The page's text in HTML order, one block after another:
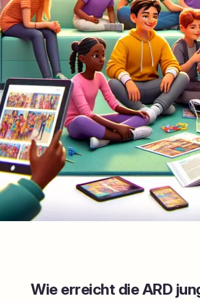
Wie erreicht die ARD